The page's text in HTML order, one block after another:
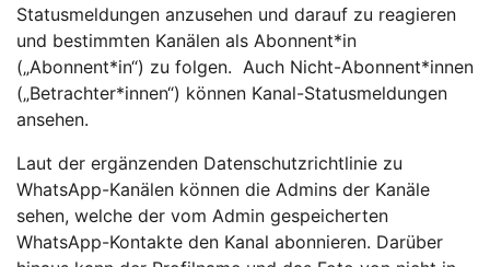
Statusmeldungen anzusehen und darauf zu reagieren
und bestimmten Kanälen als Abonnent*in
(„Abonnent*in“) zu folgen. Auch Nicht-Abonnent*innen
(„Betrachter*innen“) können Kanal-Statusmeldungen
ansehen.
Laut der ergänzenden Datenschutzrichtlinie zu
WhatsApp-Kanälen können die Admins der Kanäle
sehen, welche der vom Admin gespeicherten
WhatsApp-Kontakte den Kanal abonnieren. Darüber